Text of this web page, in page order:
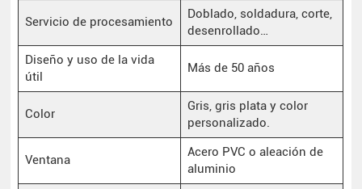
Servicio de procesamiento
Doblado, soldadura, corte,
desenrollado…
Diseño y uso de la vida
útil
Más de 50 años
Color
Gris, gris plata y color
personalizado.
Ventana
Acero PVC o aleación de
aluminio